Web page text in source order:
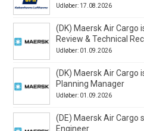
Udløber: 17.08.2026
(DK) Maersk Air Cargo
Review & Technical
Udløber: 01.09.2026
(DK) Maersk Air Cargo
Planning Manager
Udløber: 01.09.2026
(DE) Maersk Air Cargo
Engineer